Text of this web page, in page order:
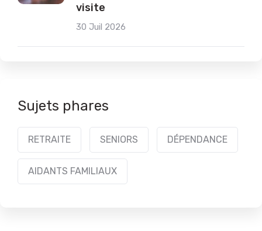
visite
30 Juil 2026
Sujets phares
RETRAITE SENIORS DÉPENDANCE
AIDANTS FAMILIAUX